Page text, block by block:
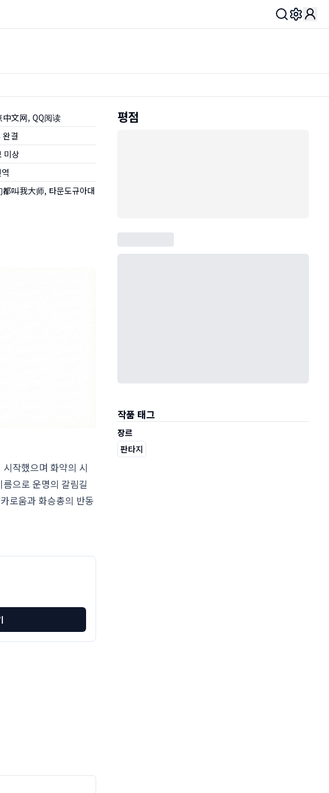
Toggle
中文网, QQ阅读
완결
미상
都叫我大师, 타문도규아대
작했으며 화약의 시
으로 운명의 갈림길
로움과 화승총의 반동
평점
작품 태그
장르
판타지